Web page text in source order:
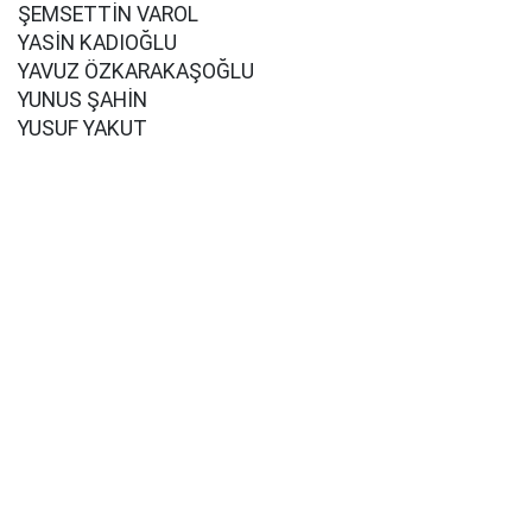
ŞEMSETTİN VAROL
YASİN KADIOĞLU
YAVUZ ÖZKARAKAŞOĞLU
YUNUS ŞAHİN
YUSUF YAKUT